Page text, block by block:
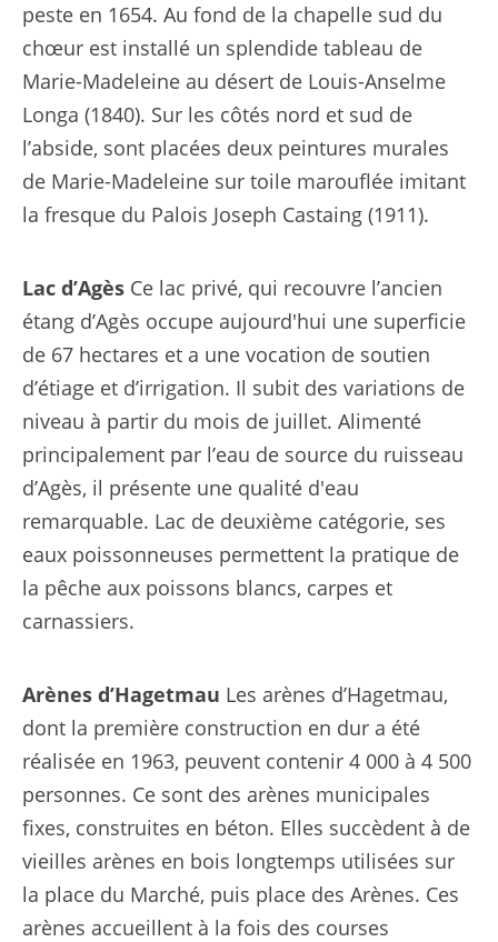
peste en 1654. Au fond de la chapelle sud du
chœur est installé un splendide tableau de
Marie-Madeleine au désert de Louis-Anselme
Longa (1840). Sur les côtés nord et sud de
l’abside, sont placées deux peintures murales
de Marie-Madeleine sur toile marouflée imitant
la fresque du Palois Joseph Castaing (1911).
Lac d’Agès Ce lac privé, qui recouvre l’ancien
étang d’Agès occupe aujourd'hui une superficie
de 67 hectares et a une vocation de soutien
d’étiage et d’irrigation. Il subit des variations de
niveau à partir du mois de juillet. Alimenté
principalement par l’eau de source du ruisseau
d’Agès, il présente une qualité d'eau
remarquable. Lac de deuxième catégorie, ses
eaux poissonneuses permettent la pratique de
la pêche aux poissons blancs, carpes et
carnassiers.
Arènes d’Hagetmau Les arènes d’Hagetmau,
dont la première construction en dur a été
réalisée en 1963, peuvent contenir 4 000 à 4 500
personnes. Ce sont des arènes municipales
fixes, construites en béton. Elles succèdent à de
vieilles arènes en bois longtemps utilisées sur
la place du Marché, puis place des Arènes. Ces
arènes accueillent à la fois des courses